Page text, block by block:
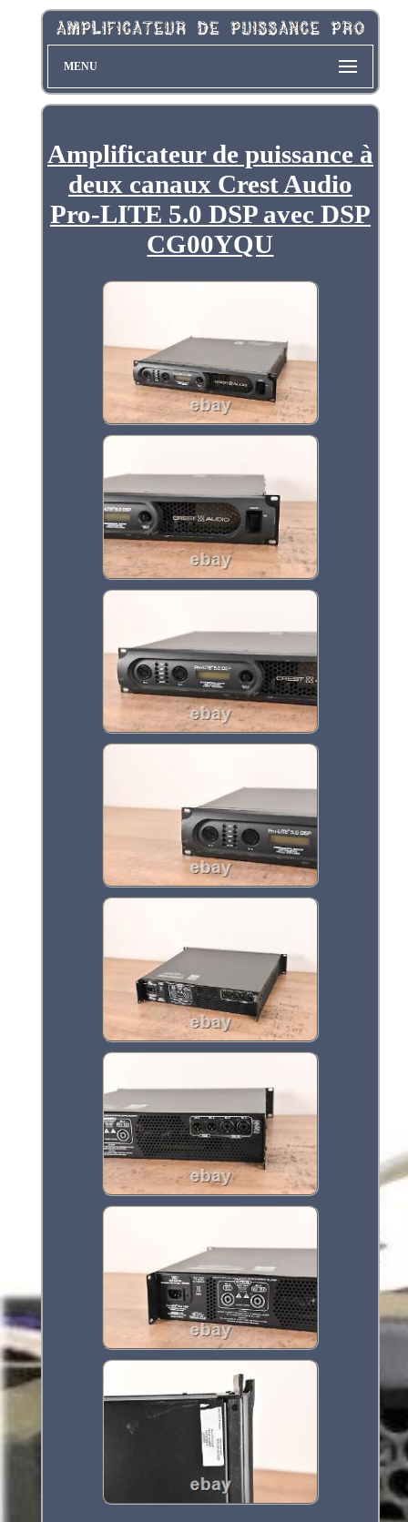
MENU
Amplificateur de puissance à
deux canaux Crest Audio
Pro-LITE 5.0 DSP avec DSP
CG00YQU